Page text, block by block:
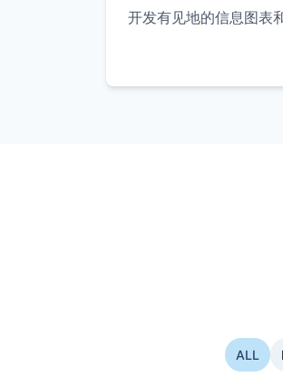
开发有见地的信息图表
ALL